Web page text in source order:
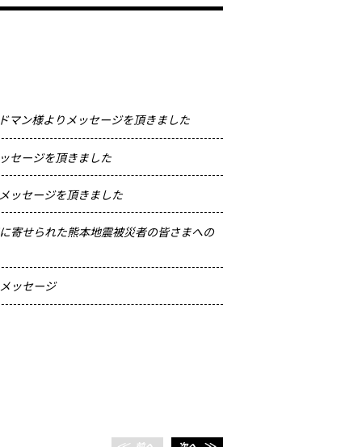
マン様よりメッセージを頂きました
セージを頂きました
ッセージを頂きました
寄せられた熊本地震被災者の皆さまへの
ッセージ